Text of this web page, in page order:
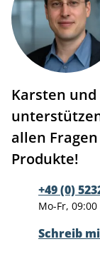
Karsten und
allen
Produkte!
+49 (0)
Mo-Fr,
Schreib